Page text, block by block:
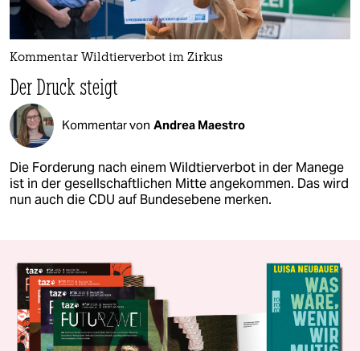
Kommentar Wildtierverbot im Zirkus
Der Druck steigt
Kommentar von Andrea Maestro
Die Forderung nach einem Wildtierverbot in der Manege
ist in der gesellschaftlichen Mitte angekommen. Das wird
nun auch die CDU auf Bundesebene merken.